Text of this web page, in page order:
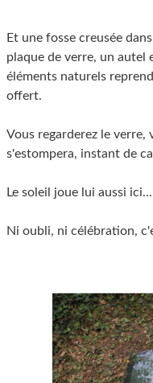
Et une fosse creusée
plaque de verre, un autel
éléments naturels
offert.
Vous regarderez le verre,
s'estompera, instant de
Le soleil joue lui aussi ici...
Ni oubli, ni célébration,